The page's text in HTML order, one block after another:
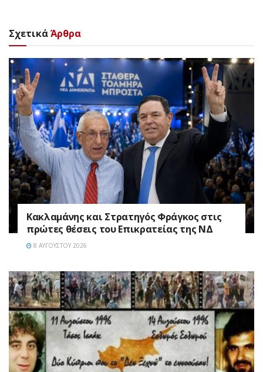
ΣχετικάΆρθρα
Κακλαμάνης και Στρατηγός Φράγκος στις
πρώτες θέσεις του Επικρατείας της ΝΔ
8 ΑΥΓΟΎΣΤΟΥ 2026